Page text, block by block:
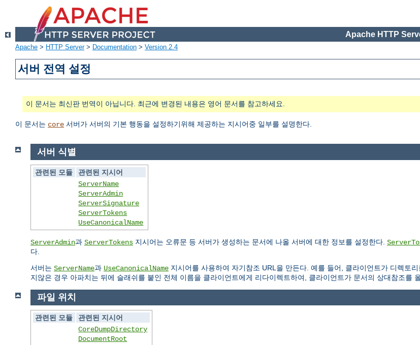
Apache HTTP
Apache > HTTP Server> Documentation > Version 2.4
서버 전역 설정
이 문서는 최신판 번역이 아닙니다. 최근에 변경된 내용은 영어 문서를 참고하세요.
이 문서는 core 서버가 서버의 기본 행동을 설정하기위해 제공하는 지시어중 일부를 설명한다.
서버 식별
관련된 모듈
관련된 지시어
ServerName
ServerAdmin
ServerSignature
ServerTokens
UseCanonicalName
ServerAdmin과 ServerTokens 지시어는 오류문 등 서버가 생성하는 문서에 나올 서버에 대한 정보를 설정한다.
다.
서버는 ServerName과 UseCanonicalName 지시어를 사용하여 자기참조 URL을 만든다. 예를 들어, 클라이언트가 디렉토
지않은 경우 아파치는 뒤에 슬래쉬를 붙인 전체 이름을 클라이언트에게 리다이렉트하여, 클라이언트가 문서의 상대참조를
파일 위치
관련된 모듈
관련된 지시어
CoreDumpDirectory
DocumentRoot